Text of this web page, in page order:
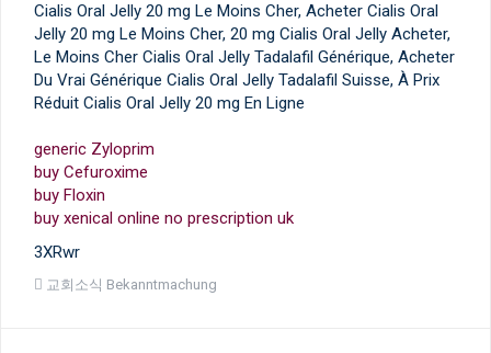
Cialis Oral Jelly 20 mg Le Moins Cher, Acheter Cialis Oral
Jelly 20 mg Le Moins Cher, 20 mg Cialis Oral Jelly Acheter,
Le Moins Cher Cialis Oral Jelly Tadalafil Générique, Acheter
Du Vrai Générique Cialis Oral Jelly Tadalafil Suisse, À Prix
Réduit Cialis Oral Jelly 20 mg En Ligne
generic Zyloprim
buy Cefuroxime
buy Floxin
buy xenical online no prescription uk
3XRwr
교회소식 Bekanntmachung